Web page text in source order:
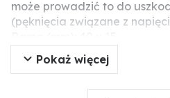
może prowadzić to do
(pęknięcia związane z
Do zębów (mm): 32 x 10
Sprężyna wzmacniająca
Pokaż więcej